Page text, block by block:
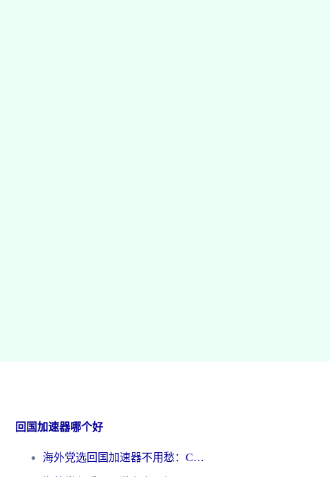
回国加速器哪个好
海外党选回国加速器不用愁：ChickCN和洞见哪个好？一篇搞定所有疑问